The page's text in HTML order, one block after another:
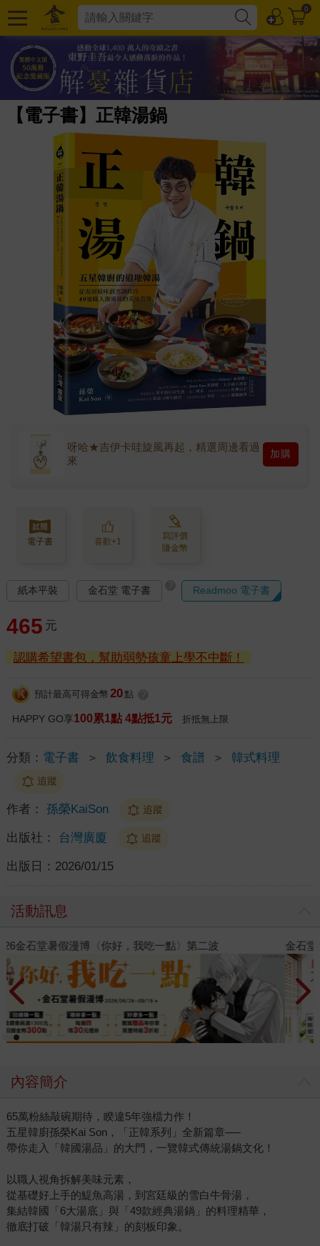
0
【電子書】正韓湯鍋
呀哈★吉伊卡哇旋風再起，精選周邊看過
來
加購
電子書 喜歡+1
寫評價
賺金幣
紙本平裝 金石堂 電子書 Readmoo 電子書
465 元
認購希望書包，幫助弱勢孩童上學不中斷！
預計最高可得金幣 20 點
HAPPY GO享100累1點 4點抵1元 折抵無上限
分類： 電子書 ＞ 飲食料理 ＞ 食譜 ＞ 韓式料理
追蹤
作者： 孫榮KaiSon 追蹤
出版社： 台灣廣廈 追蹤
出版日： 2026/01/15
活動訊息
金石堂2026海外優惠：電子書
內容簡介
65萬粉絲敲碗期待，睽違5年強檔力作！
五星韓廚孫榮Kai Son，「正韓系列」全新篇章──
帶你走入「韓國湯品」的大門，一覽韓式傳統湯鍋文化！
以職人視角拆解美味元素，
從基礎好上手的鯷魚高湯，到宮廷級的雪白牛骨湯，
集結韓國「6大湯底」與「49款經典湯鍋」的料理精華，
徹底打破「韓湯只有辣」的刻板印象。